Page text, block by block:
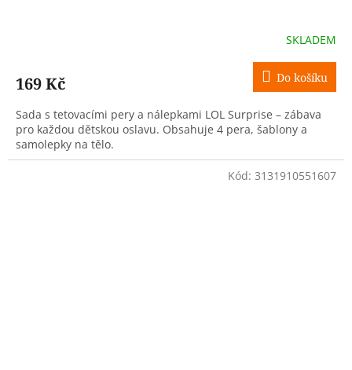
SKLADEM
169 Kč Do košíku
Sada s tetovacími pery a nálepkami LOL Surprise – zábava
pro každou dětskou oslavu. Obsahuje 4 pera, šablony a
samolepky na tělo.
Kód: 3131910551607